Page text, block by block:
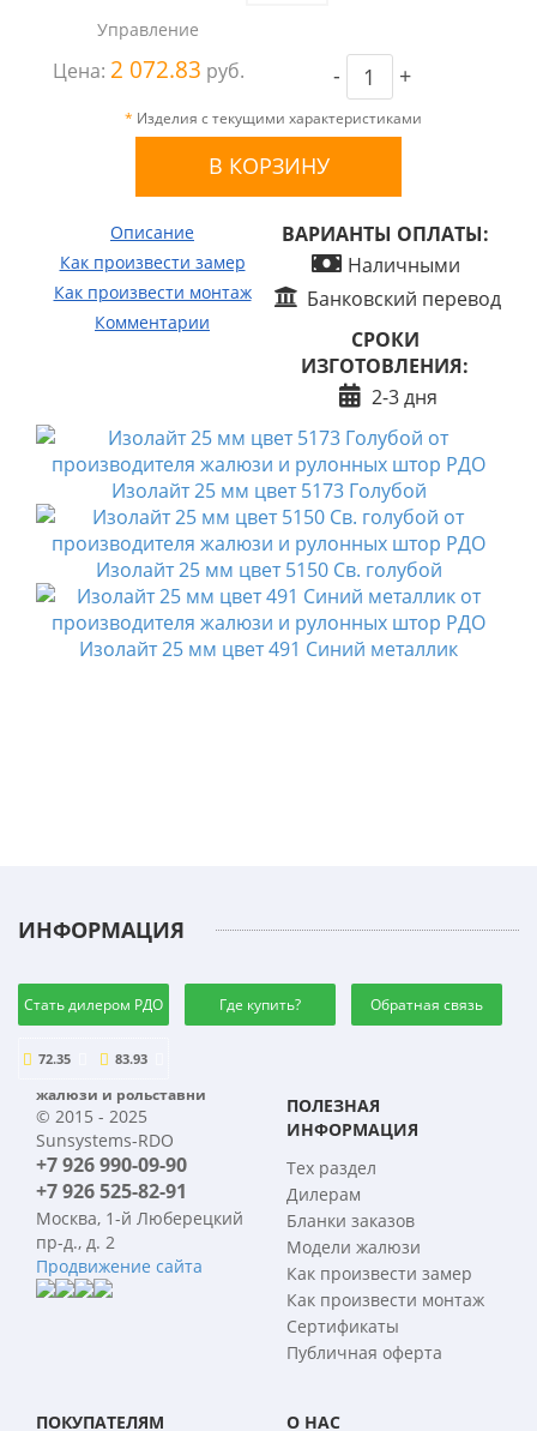
Управление
Цена: 2 072.83 руб. - +
* Изделия с текущими характеристиками
Описание
Как произвести замер
Как произвести монтаж
Комментарии
ВАРИАНТЫ ОПЛАТЫ:
Наличными
Банковский перевод
СРОКИ
ИЗГОТОВЛЕНИЯ:
2-3 дня
Изолайт 25 мм цвет 5173 Голубой
Изолайт 25 мм цвет 5150 Св. голубой
Изолайт 25 мм цвет 491 Синий металлик
ИНФОРМАЦИЯ
Стать дилером РДО Где купить? Обратная связь
72.35 83.93
жалюзи и рольставни
© 2015 - 2025
Sunsystems-RDO
+7 926 990-09-90
+7 926 525-82-91
Москва, 1-й Люберецкий
пр-д., д. 2
Продвижение сайта
ПОЛЕЗНАЯ
ИНФОРМАЦИЯ
Тех раздел
Дилерам
Бланки заказов
Модели жалюзи
Как произвести замер
Как произвести монтаж
Сертификаты
Публичная оферта
ПОКУПАТЕЛЯМ О НАС